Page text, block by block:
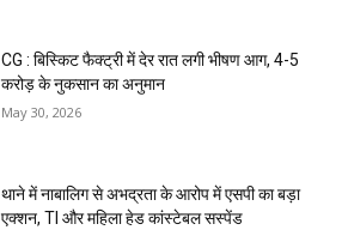
CG : बिस्किट फैक्ट्री में देर रात लगी भीषण आग, 4-5
करोड़ के नुकसान का अनुमान
May 30, 2026
थाने में नाबालिग से अभद्रता के आरोप में एसपी का बड़ा
एक्शन, TI और महिला हेड कांस्टेबल सस्पेंड